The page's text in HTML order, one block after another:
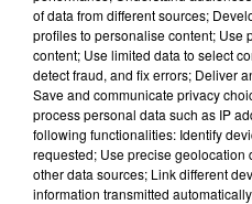
meilleurs
du...
11h51
À LA
Duralex et
of data from different sources;
profiles to personalise content; Use
content; Use limited data to select
detect fraud, and fix errors; Deliver
Save and communicate privacy
process personal data such as IP
following functionalities: Identify
requested; Use precise geolocation
other data sources; Link different
information transmitted automatically.